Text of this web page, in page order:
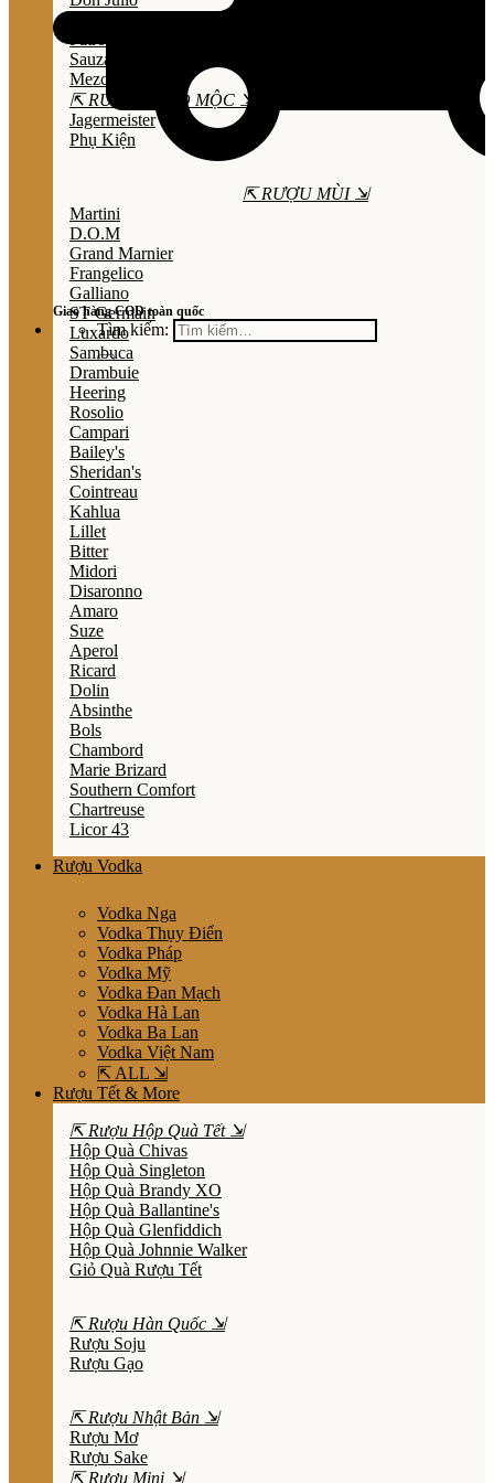
Giao hàng COD toàn quốc
Tìm kiếm:
Sauza
Mezcal
⇱ RƯỢU THẢO MỘC ⇲
Jagermeister
Phụ Kiện
⇱ RƯỢU MÙI ⇲
Martini
D.O.M
Grand Marnier
Frangelico
Galliano
ST Germain
Luxardo
Sambuca
Drambuie
Heering
Rosolio
Campari
Bailey's
Sheridan's
Cointreau
Kahlua
Lillet
Bitter
Midori
Disaronno
Amaro
Suze
Aperol
Ricard
Dolin
Absinthe
Bols
Chambord
Marie Brizard
Southern Comfort
Chartreuse
Licor 43
Rượu Vodka
Vodka Nga
Vodka Thụy Điển
Vodka Pháp
Vodka Mỹ
Vodka Đan Mạch
Vodka Hà Lan
Vodka Ba Lan
Vodka Việt Nam
⇱ ALL ⇲
Rượu Tết & More
⇱ Rượu Hộp Quà Tết ⇲
Hộp Quà Chivas
Hộp Quà Singleton
Hộp Quà Brandy XO
Hộp Quà Ballantine's
Hộp Quà Glenfiddich
Hộp Quà Johnnie Walker
Giỏ Quà Rượu Tết
⇱ Rượu Hàn Quốc ⇲
Rượu Soju
Rượu Gạo
⇱ Rượu Nhật Bản ⇲
Rượu Mơ
Rượu Sake
⇱ Rượu Mini ⇲